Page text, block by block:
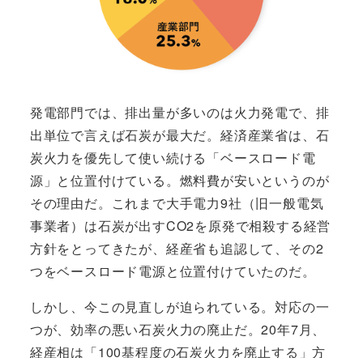
発電部門では、排出量が多いのは火力発電で、排
出単位で言えば石炭が最大だ。経済産業省は、石
炭火力を優先して使い続ける「ベースロード電
源」と位置付けている。燃料費が安いというのが
その理由だ。これまで大手電力9社（旧一般電気
事業者）は石炭が出すCO2を原発で相殺する経営
方針をとってきたが、経産省も追認して、その2
つをベースロード電源と位置付けていたのだ。
しかし、今この見直しが迫られている。対応の一
つが、効率の悪い石炭火力の廃止だ。20年7月、
経産相は「100基程度の石炭火力を廃止する」方